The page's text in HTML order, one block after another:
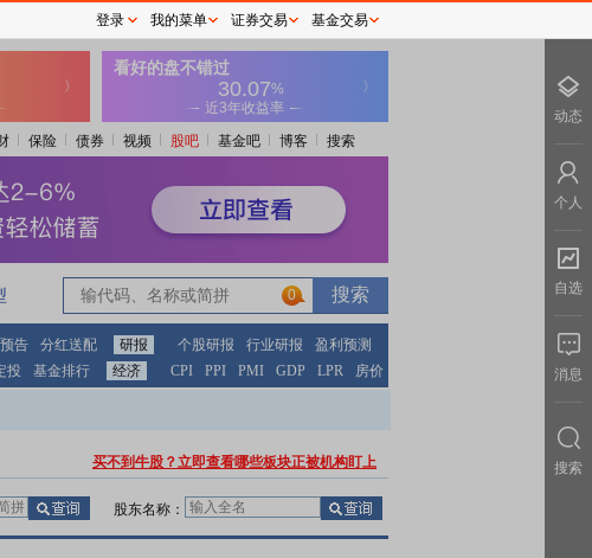
保险 债券 视频 股吧 基金吧 博客 搜索
0
告 分红送配 研报 个股研报 行业研报
盈利预测
投 基金排行 经济 CPI PPI PMI GDP LPR 房价
买不到牛股？立即查看哪些板块正被机构盯上
股东名称：
登录 我的菜单 证券交易 基金交易
动态
个人
自选
消息
搜索